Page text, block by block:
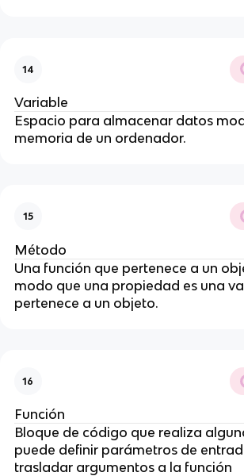
14
Variable
Espacio para almacenar datos
memoria de un ordenador.
15
Método
Una función que pertenece a un
modo que una propiedad es una
pertenece a un objeto.
16
Función
Bloque de código que realiza
puede definir parámetros de
trasladar argumentos a la función